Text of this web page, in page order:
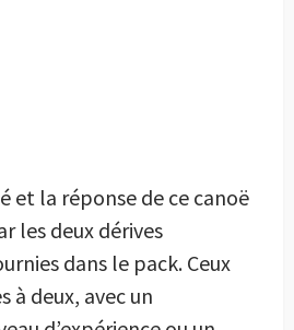
et la réponse de ce canoë
les deux dérives
dans le pack. Ceux
à deux, avec un